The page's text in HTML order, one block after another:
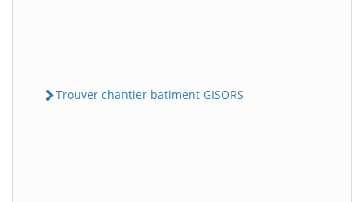
Trouver chantier batiment GISORS